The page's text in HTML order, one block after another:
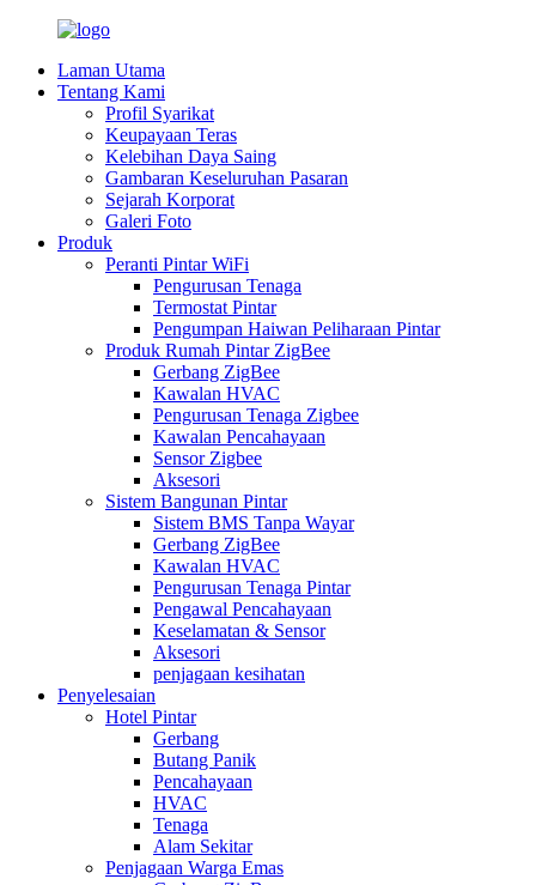
Laman Utama
Tentang Kami
Profil Syarikat
Keupayaan Teras
Kelebihan Daya Saing
Gambaran Keseluruhan Pasaran
Sejarah Korporat
Galeri Foto
Produk
Peranti Pintar WiFi
Pengurusan Tenaga
Termostat Pintar
Pengumpan Haiwan Peliharaan Pintar
Produk Rumah Pintar ZigBee
Gerbang ZigBee
Kawalan HVAC
Pengurusan Tenaga Zigbee
Kawalan Pencahayaan
Sensor Zigbee
Aksesori
Sistem Bangunan Pintar
Sistem BMS Tanpa Wayar
Gerbang ZigBee
Kawalan HVAC
Pengurusan Tenaga Pintar
Pengawal Pencahayaan
Keselamatan & Sensor
Aksesori
penjagaan kesihatan
Penyelesaian
Hotel Pintar
Gerbang
Butang Panik
Pencahayaan
HVAC
Tenaga
Alam Sekitar
Penjagaan Warga Emas